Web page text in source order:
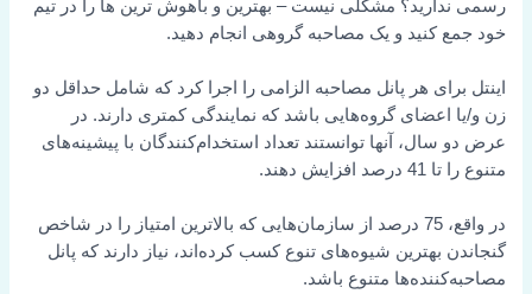
رسمی ندارید؟ مشکلی نیست – بهترین و باهوش ترین ها را در تیم
خود جمع کنید و یک مصاحبه گروهی انجام دهید.
اینتل برای هر پانل مصاحبه الزامی را اجرا کرد که شامل حداقل دو
زن و/یا اعضای گروه‌هایی باشد که نمایندگی کمتری دارند. در
عرض دو سال، آنها توانستند تعداد استخدام‌کنندگان با پیشینه‌های
متنوع را تا 41 درصد افزایش دهند.
در واقع، 75 درصد از سازمان‌هایی که بالاترین امتیاز را در شاخص
گنجاندن بهترین شیوه‌های تنوع کسب کرده‌اند، نیاز دارند که پانل
مصاحبه‌کننده‌ها متنوع باشد.